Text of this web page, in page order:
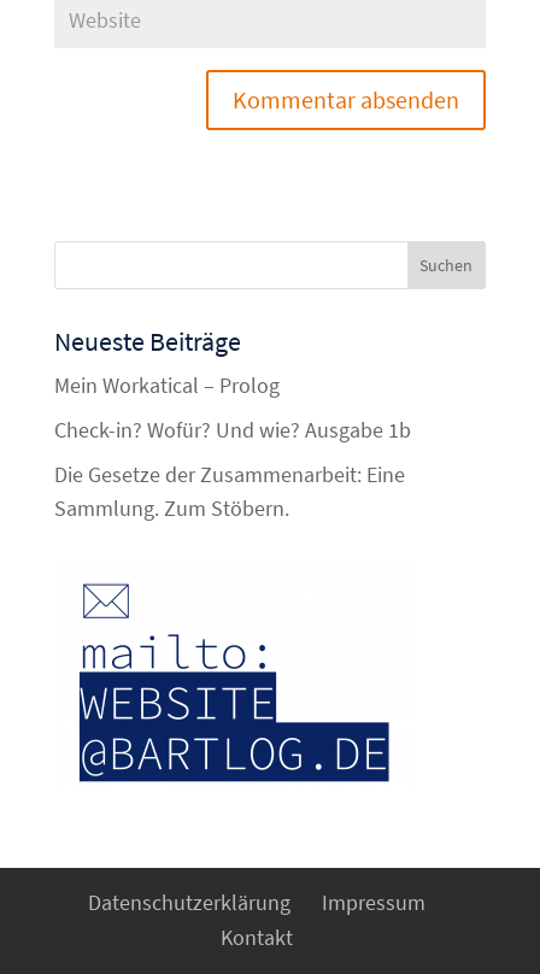
Neueste Beiträge
Mein Workatical – Prolog
Check-in? Wofür? Und wie? Ausgabe 1b
Die Gesetze der Zusammenarbeit: Eine
Sammlung. Zum Stöbern.
Datenschutzerklärung
Impressum
Kontakt